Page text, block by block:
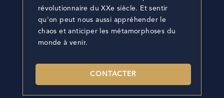
révolutionnaire du XXe siècle. Et sentir
qu'on peut nous aussi appréhender le
chaos et anticiper les métamorphoses du
monde à venir.
CONTACTER